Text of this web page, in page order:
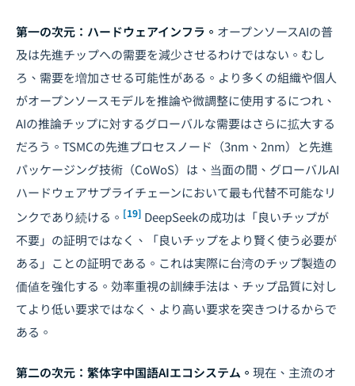
第一の次元：ハードウェアインフラ。 オープンソースAIの普
及は先進チップへの需要を減少させるわけではない。むし
ろ、需要を増加させる可能性がある。より多くの組織や個人
がオープンソースモデルを推論や微調整に使用するにつれ、
AIの推論チップに対するグローバルな需要はさらに拡大する
だろう。TSMCの先進プロセスノード（3nm、2nm）と先進
パッケージング技術（CoWoS）は、当面の間、グローバルAI
ハードウェアサプライチェーンにおいて最も代替不可能なリ
ンクであり続ける。 [19] DeepSeekの成功は「良いチップが
不要」の証明ではなく、「良いチップをより賢く使う必要が
ある」ことの証明である。これは実際に台湾のチップ製造の
価値を強化する。効率重視の訓練手法は、チップ品質に対し
てより低い要求ではなく、より高い要求を突きつけるからで
ある。
第二の次元：繁体字中国語AIエコシステム。 現在、主流のオ